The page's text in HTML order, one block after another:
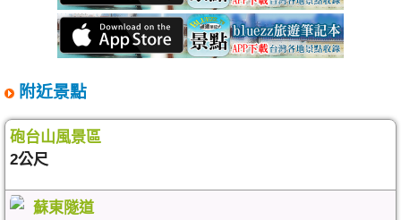
附近景點
砲台山風景區
2公尺
蘇東隧道